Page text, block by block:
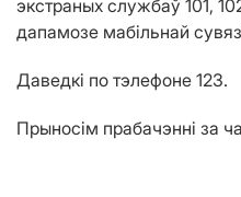
экстраных службаў 101,
дапамозе мабільнай
Даведкі по тэлефоне 123.
Прыносім прабачэнні за